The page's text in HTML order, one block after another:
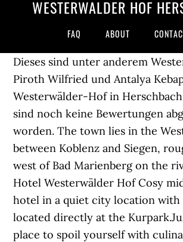
WESTERWÄLDER HOF
FAQ ABOUT
Dieses sind unter anderem
Piroth Wilfried und Antalya
Westerwälder-Hof in
sind noch keine Bewertungen
worden. The town lies in the
between Koblenz and Siegen,
west of Bad Marienberg on the
Hotel Westerwälder Hof Cosy
hotel in a quiet city location with
located directly at the
place to spoil yourself with